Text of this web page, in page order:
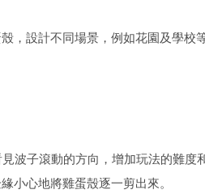
，設計不同場景，例如花園及學校
波子滾動的方向，增加玩法的難度
小心地將雞蛋殼逐一剪出來。